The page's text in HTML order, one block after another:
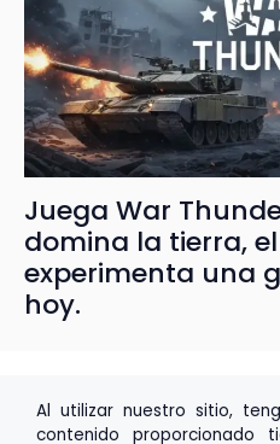
Juega War
domina la tierra,
experimenta una
hoy.
Al utilizar nuestro sitio,
contenido proporcionado